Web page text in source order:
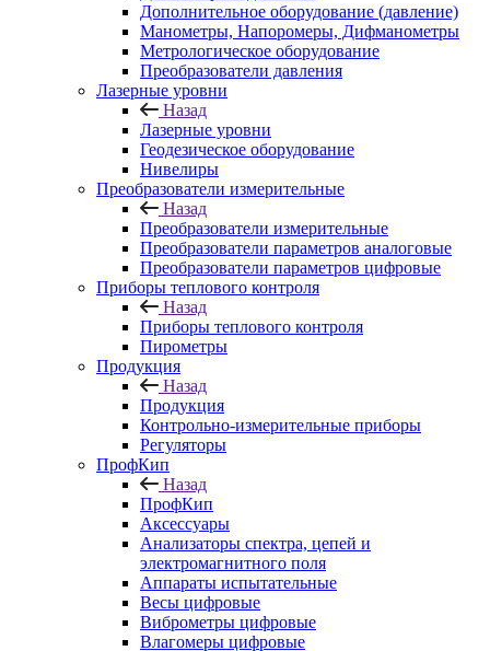
Дополнительное оборудование (давление)
Манометры, Напоромеры, Дифманометры
Метрологическое оборудование
Преобразователи давления
Лазерные уровни
Назад
Лазерные уровни
Геодезическое оборудование
Нивелиры
Преобразователи измерительные
Назад
Преобразователи измерительные
Преобразователи параметров аналоговые
Преобразователи параметров цифровые
Приборы теплового контроля
Назад
Приборы теплового контроля
Пирометры
Продукция
Назад
Продукция
Контрольно-измерительные приборы
Регуляторы
ПрофКип
Назад
ПрофКип
Аксессуары
Анализаторы спектра, цепей и
электромагнитного поля
Аппараты испытательные
Весы цифровые
Виброметры цифровые
Влагомеры цифровые